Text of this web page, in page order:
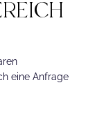
eine Anfrage